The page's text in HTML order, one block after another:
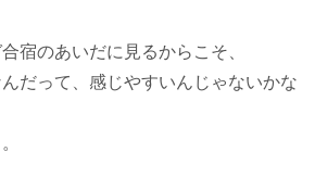
宿のあいだに見るからこそ、
だって、感じやすいんじゃないかな